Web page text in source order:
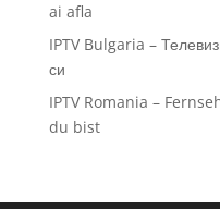
ai afla
IPTV Bulgaria –
си
IPTV Romania –
du bist